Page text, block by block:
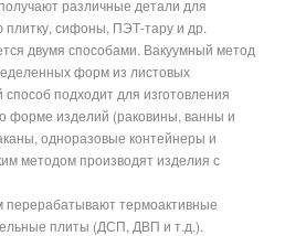
различные детали для
плитку, сифоны, ПЭТ-тару и др.
двумя способами. Вакуумный метод
форм из листовых
способ подходит для изготовления
форме изделий (раковины, ванны и
одноразовые контейнеры и
методом производят изделия с
перерабатывают термоактивные
плиты (ДСП, ДВП и т.д.).